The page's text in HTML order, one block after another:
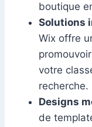
boutique
Solutions
Wix offre
votre
recherche.
Designs
de